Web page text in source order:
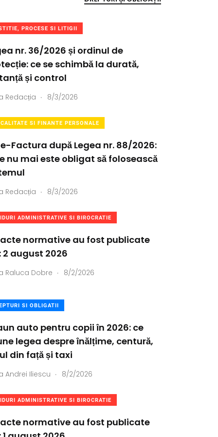
PROCESE SI LITIGII
nr. 36/2026 și ordinul de
ce se schimbă la durată,
și control
Redacția . 8/3/2026
SI FINANTE PERSONALE
e-Factura după Legea nr. 88/2026:
nu mai este obligat să folosească
Redacția . 8/3/2026
ADMINISTRATIVE SI BIROCRATIE
acte normative au fost publicate
2 august 2026
Raluca Dobre . 8/2/2026
SI OBLIGATII
auto pentru copii în 2026: ce
legea despre înălțime, centură,
din față și taxi
Andrei Iliescu . 8/2/2026
ADMINISTRATIVE SI BIROCRATIE
acte normative au fost publicate